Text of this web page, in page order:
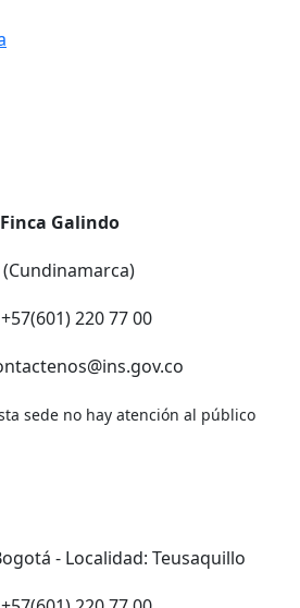
Galindo
220 77 00
sede no hay atención al público
- Localidad: Teusaquillo